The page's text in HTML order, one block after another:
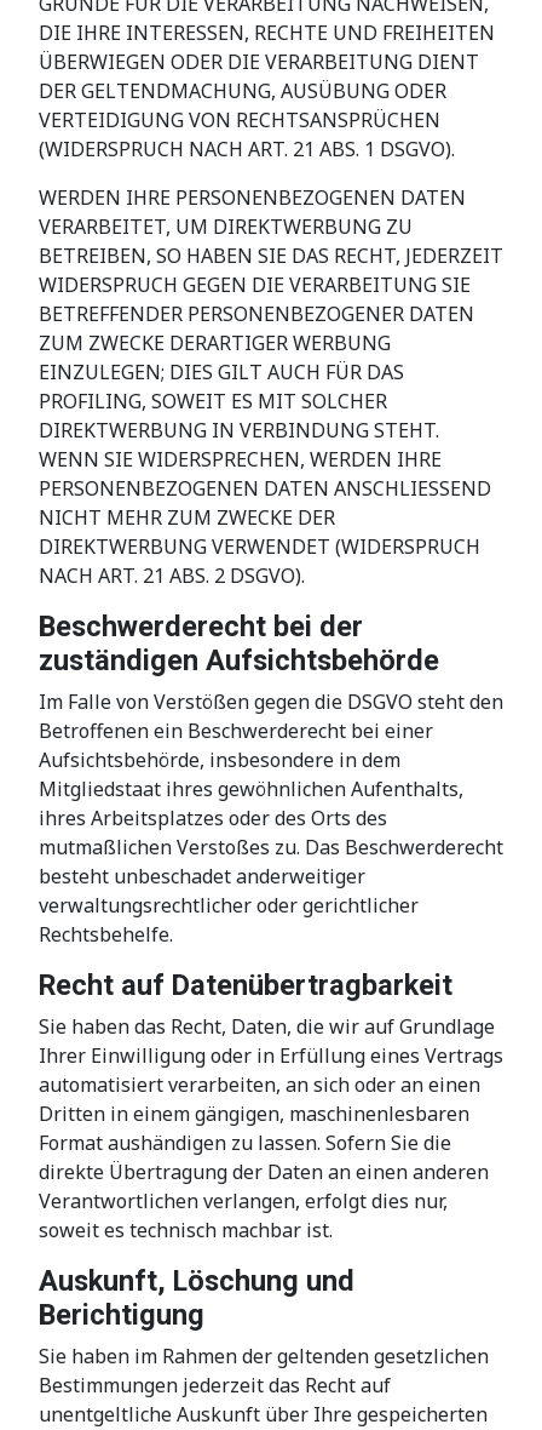
DIE IHRE INTERESSEN, RECHTE UND FREIHEITEN
ÜBERWIEGEN ODER DIE VERARBEITUNG DIENT
DER GELTENDMACHUNG, AUSÜBUNG ODER
VERTEIDIGUNG VON RECHTSANSPRÜCHEN
(WIDERSPRUCH NACH ART. 21 ABS. 1 DSGVO).
WERDEN IHRE PERSONENBEZOGENEN DATEN
VERARBEITET, UM DIREKTWERBUNG ZU
BETREIBEN, SO HABEN SIE DAS RECHT, JEDERZEIT
WIDERSPRUCH GEGEN DIE VERARBEITUNG SIE
BETREFFENDER PERSONENBEZOGENER DATEN
ZUM ZWECKE DERARTIGER WERBUNG
EINZULEGEN; DIES GILT AUCH FÜR DAS
PROFILING, SOWEIT ES MIT SOLCHER
DIREKTWERBUNG IN VERBINDUNG STEHT.
WENN SIE WIDERSPRECHEN, WERDEN IHRE
PERSONENBEZOGENEN DATEN ANSCHLIESSEND
NICHT MEHR ZUM ZWECKE DER
DIREKTWERBUNG VERWENDET (WIDERSPRUCH
NACH ART. 21 ABS. 2 DSGVO).
Beschwerde­recht bei der
zuständigen Aufsichts­behörde
Im Falle von Verstößen gegen die DSGVO steht den
Betroffenen ein Beschwerderecht bei einer
Aufsichtsbehörde, insbesondere in dem
Mitgliedstaat ihres gewöhnlichen Aufenthalts,
ihres Arbeitsplatzes oder des Orts des
mutmaßlichen Verstoßes zu. Das Beschwerderecht
besteht unbeschadet anderweitiger
verwaltungsrechtlicher oder gerichtlicher
Rechtsbehelfe.
Recht auf Daten­übertrag­barkeit
Sie haben das Recht, Daten, die wir auf Grundlage
Ihrer Einwilligung oder in Erfüllung eines Vertrags
automatisiert verarbeiten, an sich oder an einen
Dritten in einem gängigen, maschinenlesbaren
Format aushändigen zu lassen. Sofern Sie die
direkte Übertragung der Daten an einen anderen
Verantwortlichen verlangen, erfolgt dies nur,
soweit es technisch machbar ist.
Auskunft, Löschung und
Berichtigung
Sie haben im Rahmen der geltenden gesetzlichen
Bestimmungen jederzeit das Recht auf
unentgeltliche Auskunft über Ihre gespeicherten